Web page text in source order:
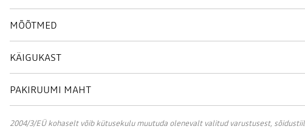
MÕÕTMED
KÄIGUKAST
PAKIRUUMI MAHT
2004/3/EÜ kohaselt võib kütusekulu muutuda olenevalt valitud varustusest,